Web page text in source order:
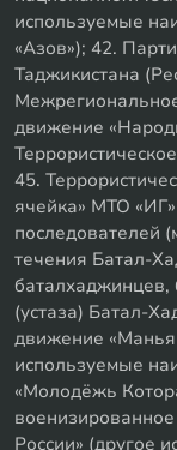
используемые
«Азов»); 42.
Таджикистана
движение
45.
ячейка» МТО
последователей
течения Батал-
баталхаджинцев,
(устаза) Батал-
движение
используемые
«Молодёжь
России» (другое